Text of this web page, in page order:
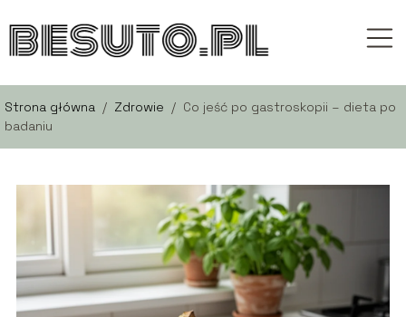
Strona główna / Zdrowie / Co jeść po gastroskopii – dieta po
badaniu